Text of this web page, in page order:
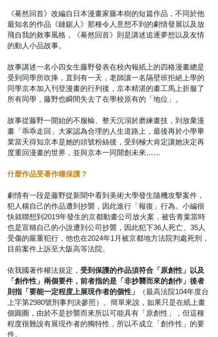
《驀然回首》改編自日本漫畫家藤本樹的短篇作品，不同於他
最知名的作品《鏈鋸人》那種令人意想不到的劇情發展以及放
飛自我的敘事風格，《驀然回首》則是講述追逐夢想以及友情
的動人小品故事。
故事講述一名小四女生藤野發表在校內報紙上的四格漫畫總是
受到同學所吹捧，直到有一天，老師讓一名隔壁班拒絕上學的
同學京本加入刊登漫畫的行列後，京本精湛的畫工馬上折服了
所有同學，藤野也瞬間失去了在學校原有的「地位」。
故事從藤野一開始的不服輸、整天沉溺於磨練畫技，到放棄漫
畫「乖乖走回」大家認為合理的人生道路上，最後再於小學畢
業當天得知京本是她的頭號粉絲後，受到極大肯定讓她決定再
度重回漫畫的世界，並與京本一同開創未來……
什麼作品受著作權保護？
劇情有一段是藤野從新聞中看到美術大學發生隨機攻擊案件，
犯人稱自己的作品遭到抄襲，因此進行「報復」行為。小編很
快就聯想到2019年發生的京都動畫公司放火案，被告青葉當時
也是宣稱自己的小說遭到公司抄襲，因此犯下36人死亡、35人
受傷的嚴重犯行，他也在2024年1月被京都地方法院判處死刑，
目前案件上訴至大阪高等法院。
依我國著作權法規定， 受到保護的作品須符合「原創性」以及
「創作性」兩個要件，前者指的是「非抄襲而來的創作」後者
則指「要能一定程度上展現作者的個性」
（最高法院104年度台
上字第2980號刑事判決參照）。簡單來說，如果只是在紙上畫
個圓圈，由於不是抄襲而來所以可能具有「原創性」，但這種
程度很難說有展現作者的獨特性，所以不成立「創作性」的要
件。